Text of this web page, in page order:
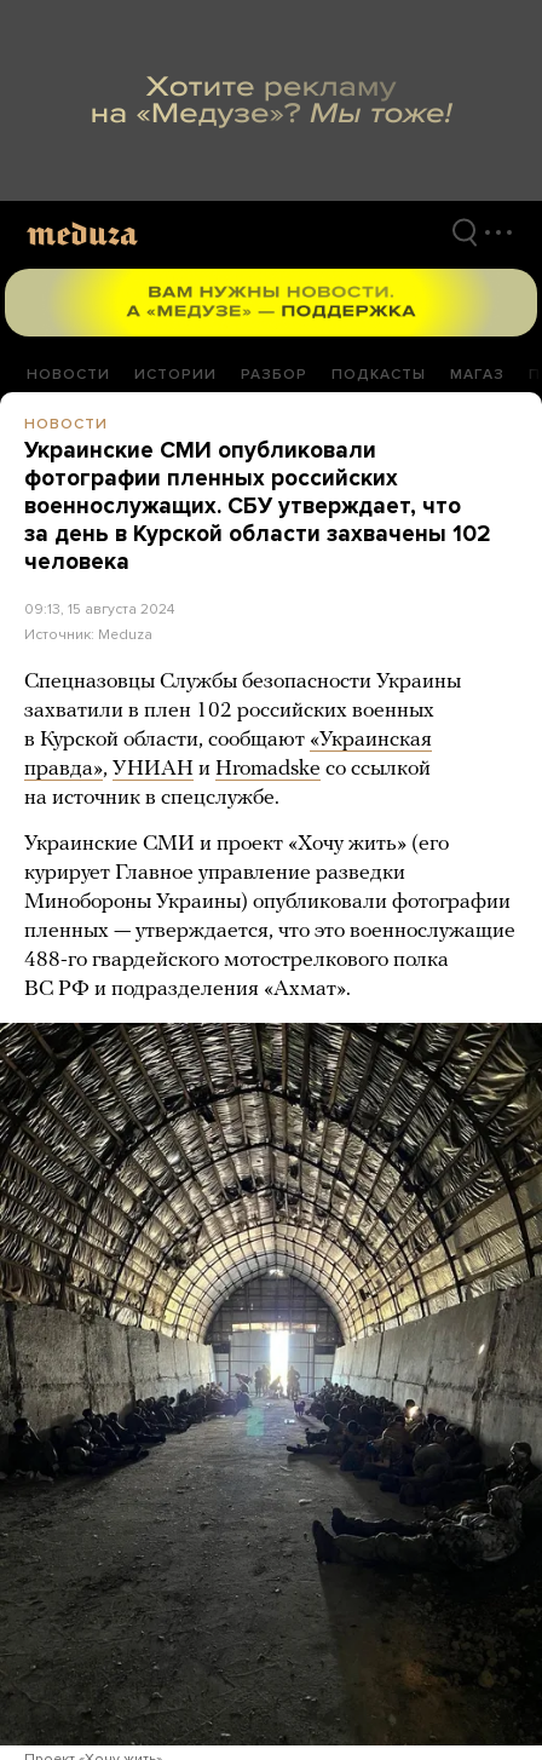
НОВОСТИ ИСТОРИИ РАЗБОР ПОДКАСТЫ МАГАЗ
НОВОСТИ
Украинские СМИ опубликовали
фотографии пленных российских
военнослужащих. СБУ утверждает, что
за день в Курской области захвачены 102
человека
09:13, 15 августа 2024
Источник: Meduza
Спецназовцы Службы безопасности Украины
захватили в плен 102 российских военных
в Курской области, сообщают «Украинская
правда», УНИАН и Hromadske со ссылкой
на источник в спецслужбе.
Украинские СМИ и проект «Хочу жить» (его
курирует Главное управление разведки
Минобороны Украины) опубликовали фотографии
пленных — утверждается, что это военнослужащие
488-го гвардейского мотострелкового полка
ВС РФ и подразделения «Ахмат».